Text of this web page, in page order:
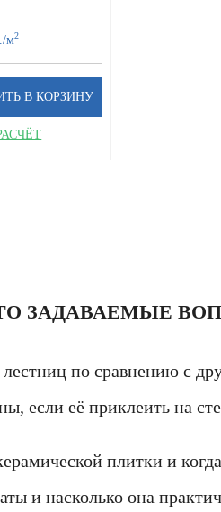
м2
ЗАДАВАЕМЫЕ
по сравнению с
если её приклеить на
плитки и
и насколько она